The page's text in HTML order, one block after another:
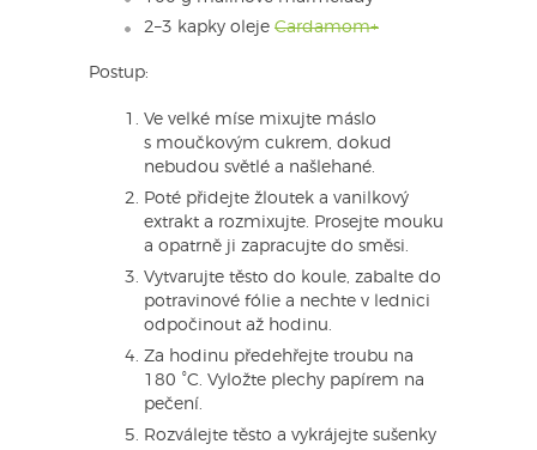
2–3 kapky oleje Cardamom+
Postup:
Ve velké míse mixujte máslo
s moučkovým cukrem, dokud
nebudou světlé a našlehané.
Poté přidejte žloutek a vanilkový
extrakt a rozmixujte. Prosejte mouku
a opatrně ji zapracujte do směsi.
Vytvarujte těsto do koule, zabalte do
potravinové fólie a nechte v lednici
odpočinout až hodinu.
Za hodinu předehřejte troubu na
180 °C. Vyložte plechy papírem na
pečení.
Rozválejte těsto a vykrájejte sušenky